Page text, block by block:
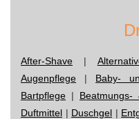
After-Shave |
Augenpflege | Baby-
Bartpflege | Beatmungs-
Duftmittel | Duschgel |